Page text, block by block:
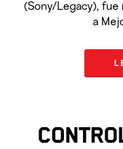
(Sony/Legacy), fue
a